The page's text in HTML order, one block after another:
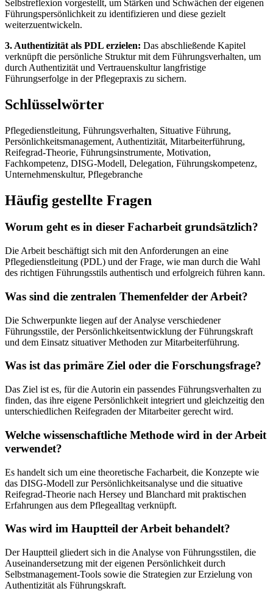
Selbstreflexion vorgestellt, um Stärken und Schwächen der eigenen
Führungspersönlichkeit zu identifizieren und diese gezielt
weiterzuentwickeln.
3. Authentizität als PDL erzielen: Das abschließende Kapitel
verknüpft die persönliche Struktur mit dem Führungsverhalten, um
durch Authentizität und Vertrauenskultur langfristige
Führungserfolge in der Pflegepraxis zu sichern.
Schlüsselwörter
Pflegedienstleitung, Führungsverhalten, Situative Führung,
Persönlichkeitsmanagement, Authentizität, Mitarbeiterführung,
Reifegrad-Theorie, Führungsinstrumente, Motivation,
Fachkompetenz, DISG-Modell, Delegation, Führungskompetenz,
Unternehmenskultur, Pflegebranche
Häufig gestellte Fragen
Worum geht es in dieser Facharbeit grundsätzlich?
Die Arbeit beschäftigt sich mit den Anforderungen an eine
Pflegedienstleitung (PDL) und der Frage, wie man durch die Wahl
des richtigen Führungsstils authentisch und erfolgreich führen kann.
Was sind die zentralen Themenfelder der Arbeit?
Die Schwerpunkte liegen auf der Analyse verschiedener
Führungsstile, der Persönlichkeitsentwicklung der Führungskraft
und dem Einsatz situativer Methoden zur Mitarbeiterführung.
Was ist das primäre Ziel oder die Forschungsfrage?
Das Ziel ist es, für die Autorin ein passendes Führungsverhalten zu
finden, das ihre eigene Persönlichkeit integriert und gleichzeitig den
unterschiedlichen Reifegraden der Mitarbeiter gerecht wird.
Welche wissenschaftliche Methode wird in der Arbeit
verwendet?
Es handelt sich um eine theoretische Facharbeit, die Konzepte wie
das DISG-Modell zur Persönlichkeitsanalyse und die situative
Reifegrad-Theorie nach Hersey und Blanchard mit praktischen
Erfahrungen aus dem Pflegealltag verknüpft.
Was wird im Hauptteil der Arbeit behandelt?
Der Hauptteil gliedert sich in die Analyse von Führungsstilen, die
Auseinandersetzung mit der eigenen Persönlichkeit durch
Selbstmanagement-Tools sowie die Strategien zur Erzielung von
Authentizität als Führungskraft.